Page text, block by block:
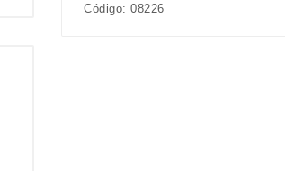
Código: 08226